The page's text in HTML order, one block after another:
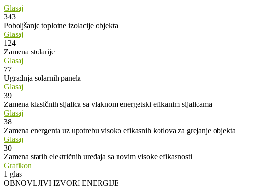
Glasaj
343
Poboljšanje toplotne izolacije objekta
Glasaj
124
Zamena stolarije
Glasaj
77
Ugradnja solarnih panela
Glasaj
39
Zamena klasičnih sijalica sa vlaknom energetski efikanim sijalicama
Glasaj
38
Zamena energenta uz upotrebu visoko efikasnih kotlova za grejanje objekta
Glasaj
30
Zamena starih električnih uređaja sa novim visoke efikasnosti
Grafikon
1 glas
OBNOVLJIVI IZVORI ENERGIJE